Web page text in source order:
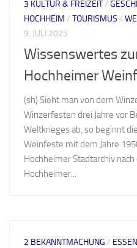
3 KULTUR & FREIZEIT/
HOCHHEIM / TOURISMUS /
9. JULI 2025
Wissenswertes
Hochheimer
(sh) Sieht man von dem
Winzerfesten drei Jahre vor
Weltkrieges ab, so beginnt
Weinfeste mit dem Jahre
Hochheimer Stadtarchiv
Hochheimer...
2 BEKANNTMACHUNG /